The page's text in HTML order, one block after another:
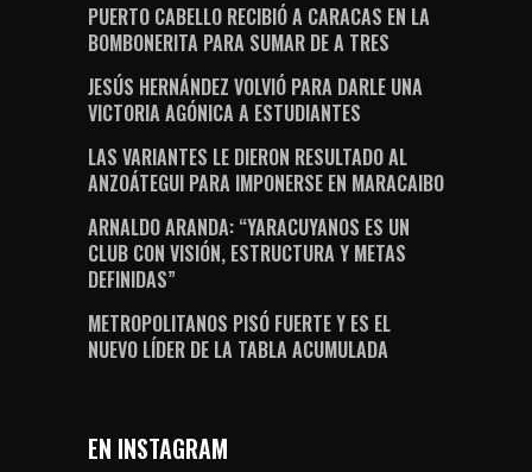
PUERTO CABELLO RECIBIÓ A CARACAS EN LA
BOMBONERITA PARA SUMAR DE A TRES
JESÚS HERNÁNDEZ VOLVIÓ PARA DARLE UNA
VICTORIA AGÓNICA A ESTUDIANTES
LAS VARIANTES LE DIERON RESULTADO AL
ANZOÁTEGUI PARA IMPONERSE EN MARACAIBO
ARNALDO ARANDA: “YARACUYANOS ES UN
CLUB CON VISIÓN, ESTRUCTURA Y METAS
DEFINIDAS”
METROPOLITANOS PISÓ FUERTE Y ES EL
NUEVO LÍDER DE LA TABLA ACUMULADA
EN INSTAGRAM